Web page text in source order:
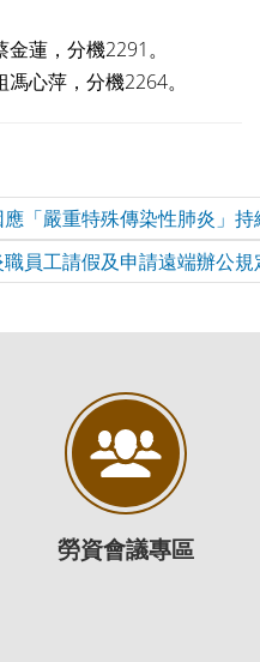
蓮，分機2291。
心萍，分機2264。
「嚴重特殊傳染性肺炎」
員工請假及申請遠端辦公
勞資會議專區